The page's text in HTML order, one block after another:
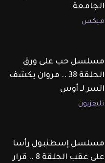
الجامعة
ميكس
مسلسل حب على ورق
الحلقة 38 .. مروان يكشف
السر لـ أوس
تليفزيون
مسلسل إسطنبول رأسا
على عقب الحلقة 8 .. قرار